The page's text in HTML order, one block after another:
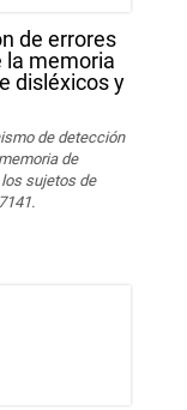
de errores
la memoria
disléxicos y
de detección
de
sujetos de